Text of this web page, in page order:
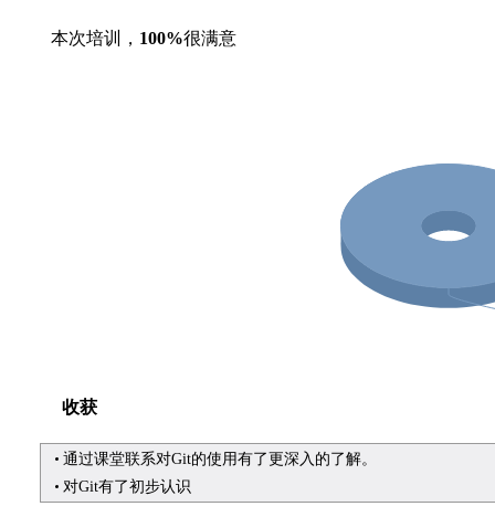
本次培训， 100%很满意
收获
通过课堂联系对Git的使用有了更深入的了解。
对Git有了初步认识